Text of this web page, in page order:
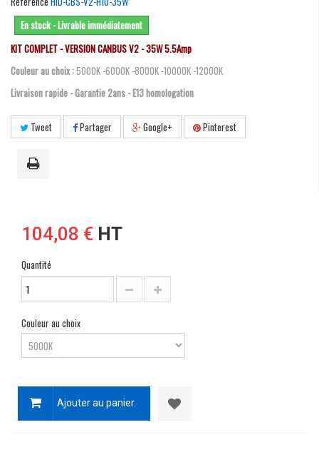
En stock - Livrable immédiatement
KIT COMPLET - VERSION CANBUS V2 - 35W 5.5Amp
Couleur au choix :5000K -6000K -8000K -10000K -12000K
Livraison rapide - Garantie 2ans - E13 homologation
Tweet Partager Google+ Pinterest
104,08 € HT
Quantité
Couleur au choix
Ajouter au panier